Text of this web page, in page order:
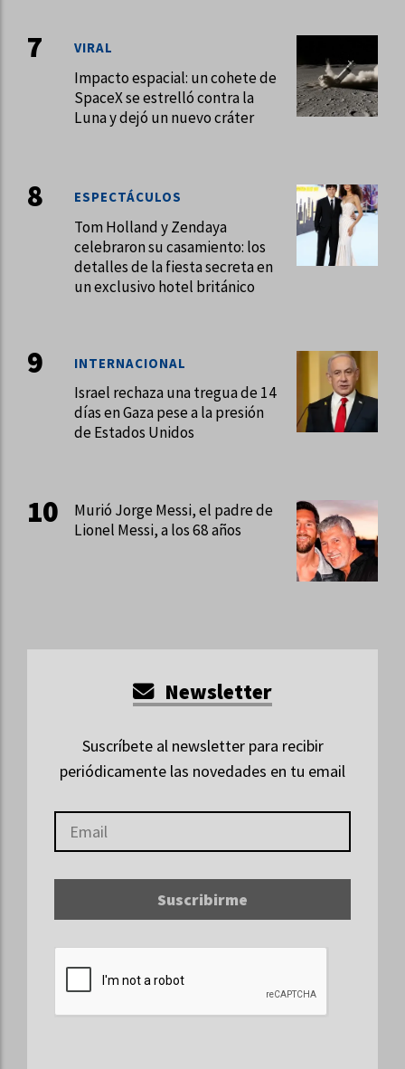
Impacto espacial: un cohete de
SpaceX se estrelló contra la
Luna y dejó un nuevo cráter
VIRAL
Tom Holland y Zendaya
celebraron su casamiento: los
detalles de la fiesta secreta en
un exclusivo hotel británico
ESPECTÁCULOS
Israel rechaza una tregua de 14
días en Gaza pese a la presión
de Estados Unidos
INTERNACIONAL
Murió Jorge Messi, el padre de
Lionel Messi, a los 68 años
Newsletter
Suscríbete al newsletter para recibir
periódicamente las novedades en tu email
Suscribirme